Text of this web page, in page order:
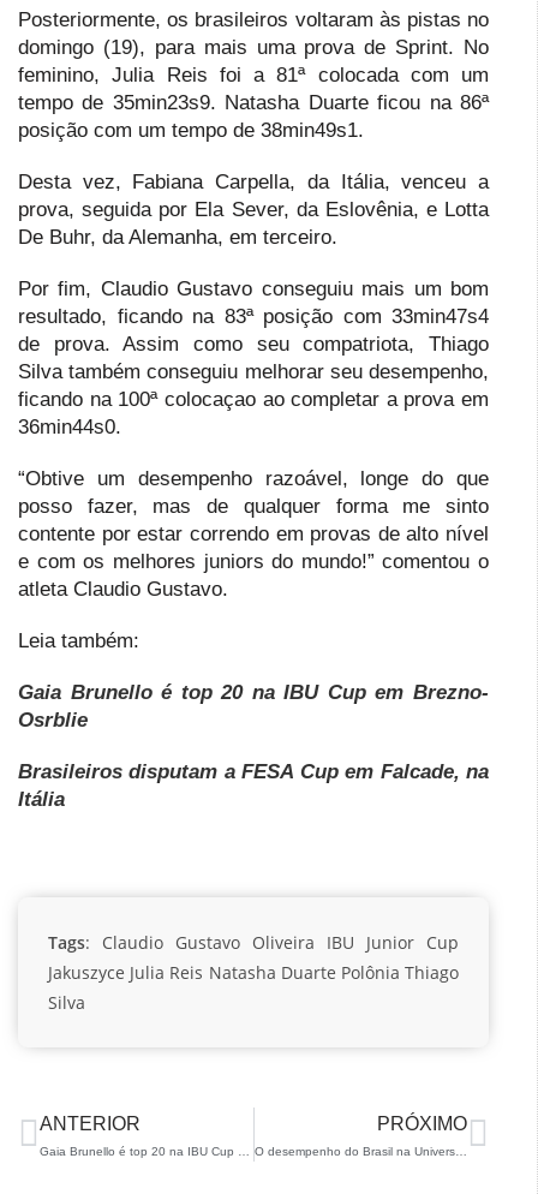
Posteriormente, os brasileiros voltaram às pistas no
domingo (19), para mais uma prova de Sprint. No
feminino, Julia Reis foi a 81ª colocada com um
tempo de 35min23s9. Natasha Duarte ficou na 86ª
posição com um tempo de 38min49s1.
Desta vez, Fabiana Carpella, da Itália, venceu a
prova, seguida por Ela Sever, da Eslovênia, e Lotta
De Buhr, da Alemanha, em terceiro.
Por fim, Claudio Gustavo conseguiu mais um bom
resultado, ficando na 83ª posição com 33min47s4
de prova. Assim como seu compatriota, Thiago
Silva também conseguiu melhorar seu desempenho,
ficando na 100ª colocaçao ao completar a prova em
36min44s0.
“Obtive um desempenho razoável, longe do que
posso fazer, mas de qualquer forma me sinto
contente por estar correndo em provas de alto nível
e com os melhores juniors do mundo!” comentou o
atleta Claudio Gustavo.
Leia também:
Gaia Brunello é top 20 na IBU Cup em Brezno-
Osrblie
Brasileiros disputam a FESA Cup em Falcade, na
Itália
Tags: Claudio Gustavo Oliveira
IBU Junior Cup
Jakuszyce Julia Reis Natasha Duarte Polônia Thiago
Silva
ANTERIOR
Gaia Brunello é top 20 na IBU Cup em Brezno-Osrblie
PRÓXIMO
O desempenho do Brasil na Universíade de Inverno na Itália